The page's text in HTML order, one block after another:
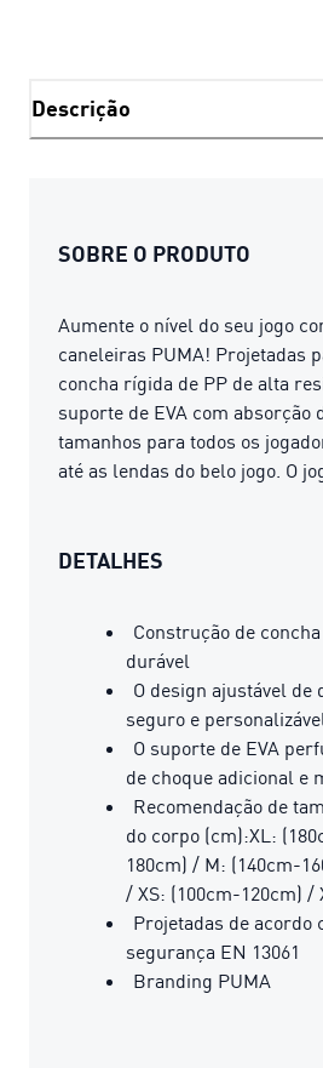
Descrição
SOBRE O PRODUTO
Aumente o nível do seu jogo
caneleiras PUMA! Projetadas
concha rígida de PP de alta
suporte de EVA com absorção
tamanhos para todos os
até as lendas do belo jogo. O
DETALHES
Construção de
durável
O design ajustável
seguro e personalizável
O suporte de EVA
de choque adicional e
Recomendação de
do corpo (cm):XL:
180cm) / M: (140cm-
/ XS: (100cm-120cm) /
Projetadas de acordo
segurança EN 13061
Branding PUMA